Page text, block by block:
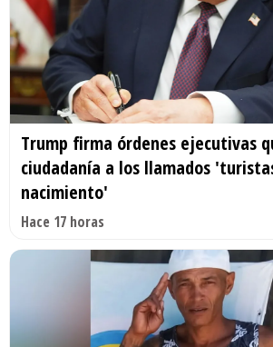
Trump firma órdenes ejecutivas
ciudadanía a los llamados
nacimiento'
Hace 17 horas